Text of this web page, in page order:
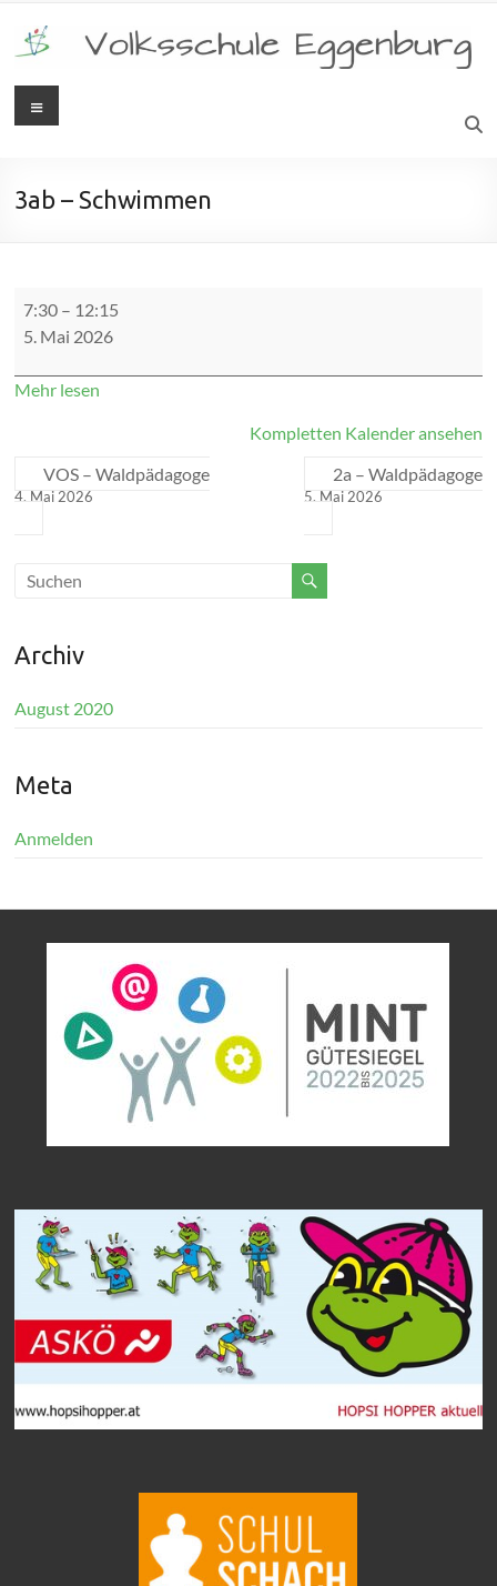
Inhalt
springen
Volksschule
Menü
3ab – Schwimmen
Schwimmen
7:30 – 12:15
5. Mai 2026
Mehr lesen
Kompletten Kalender ansehen
VOS – Waldpädagoge
4. Mai 2026
2a – Waldpädagoge
5. Mai 2026
Archiv
August 2020
Meta
Anmelden